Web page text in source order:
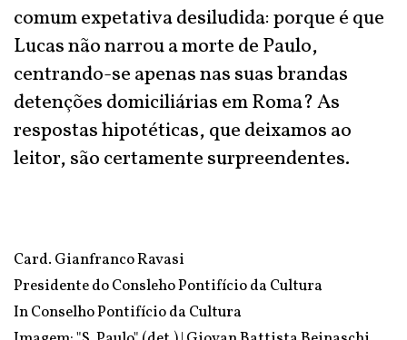
comum expetativa desiludida: porque é que
Lucas não narrou a morte de Paulo,
centrando-se apenas nas suas brandas
detenções domiciliárias em Roma? As
respostas hipotéticas, que deixamos ao
leitor, são certamente surpreendentes.
Card. Gianfranco Ravasi
Presidente do Consleho Pontifício da Cultura
InConselho Pontifício da Cultura